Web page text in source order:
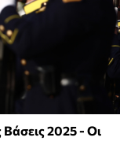
Βάσεις 2025 - Οι